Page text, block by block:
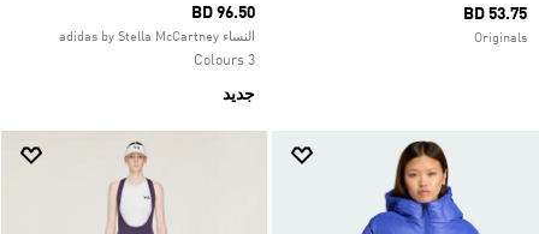
BD 53.75
Originals
BD 96.50
النساء adidas by Stella McCartney
3 Colours
جديد